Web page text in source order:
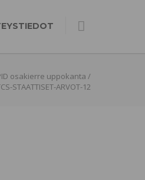
osakierre uppokanta /
STAATTISET-ARVOT-12